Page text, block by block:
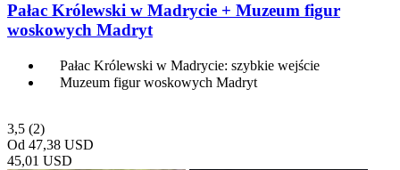
Pałac Królewski w Madrycie + Muzeum figur
woskowych Madryt
Pałac Królewski w Madrycie: szybkie wejście
Muzeum figur woskowych Madryt
3,5 (2)
Od 47,38 USD
45,01 USD